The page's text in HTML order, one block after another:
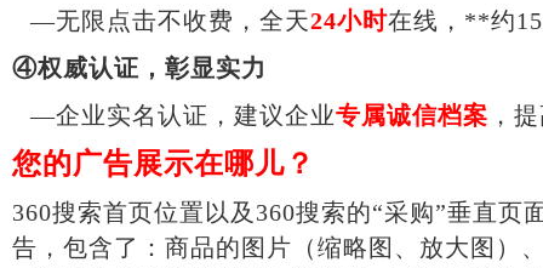
—无限点击不收费，全天24小时在线，**约
④权威认证，彰显实力
—企业实名认证，建议企业专属诚信档案 ，
您的广告展示在哪儿？
360搜索首页位置以及360搜索的“采购”垂直页
告， 包含了：商品的图片（缩略图、放大图）